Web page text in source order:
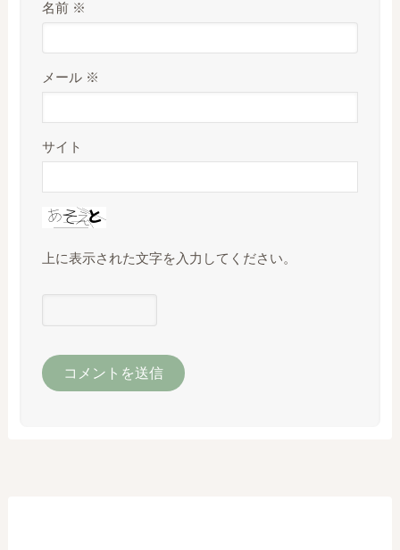
名前 ※
メール ※
サイト
上に表示された文字を入力してください。